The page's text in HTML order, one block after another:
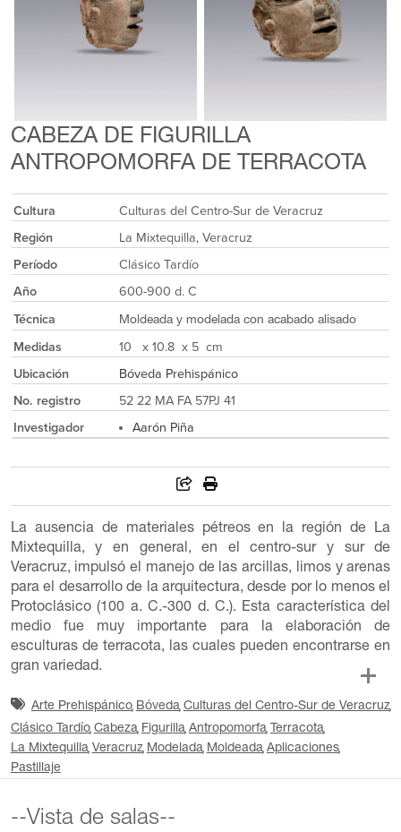
CABEZA DE FIGURILLA
ANTROPOMORFA DE TERRACOTA
Cultura
Culturas del Centro-Sur de Veracruz
Región
La Mixtequilla, Veracruz
Período
Clásico Tardío
Año
600-900 d. C
Técnica
Moldeada y modelada con acabado alisado
Medidas
10 x 10.8 x 5 cm
Ubicación
Bóveda Prehispánico
No. registro
52 22 MA FA 57PJ 41
Investigador
Aarón Piña
La ausencia de materiales pétreos en la región de La
Mixtequilla, y en general, en el centro-sur y sur de
Veracruz, impulsó el manejo de las arcillas, limos y arenas
para el desarrollo de la arquitectura, desde por lo menos el
Protoclásico (100 a. C.-300 d. C.). Esta característica del
medio fue muy importante para la elaboración de
esculturas de terracota, las cuales pueden encontrarse en
gran variedad.
Arte Prehispánico Bóveda Culturas del Centro-Sur de Veracruz
Clásico Tardío Cabeza Figurilla Antropomorfa Terracota
La Mixtequilla Veracruz Modelada Moldeada Aplicaciones
Pastillaje
--Vista de salas--